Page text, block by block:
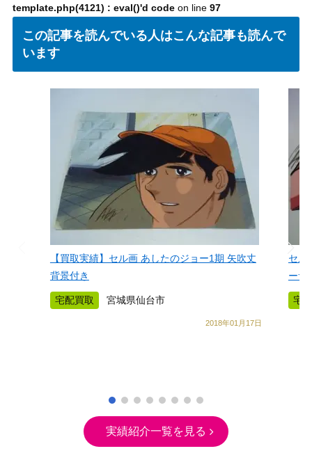
template.php(4121) : eval()'d codeon line 97
この記事を読んでいる人はこんな記事も読んで
います
【買取実績】セル画 あしたのジョー1期 矢吹丈
背景付き
宅配買取 宮城県仙台市
2018年01月17日
セル
ーサ
宅
実績紹介一覧を見る